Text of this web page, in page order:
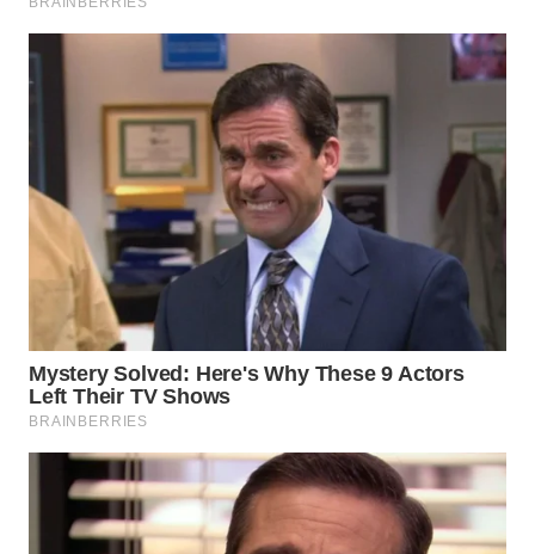
WN
INDRAMAYU
KUNINGAN
WN
MAJALENGKA
WN
SUBANG
WN
SUKABUMI
WN
PURWAKARTA
WN